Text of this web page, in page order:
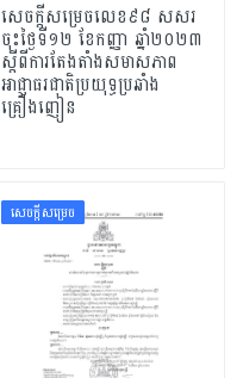
សេចក្តីសម្រេចលេខ៩៨ សសរ
ចុះថ្ងៃទី១២ ខែកញ្ញា ឆ្នាំ២០២៣
ស្តីពីការតែងតាំងសមាសភាព
អាជ្ញាធរជាតិប្រយុទ្ធប្រឆាំង
គ្រឿងញៀន
សេចក្ដីសម្រេច